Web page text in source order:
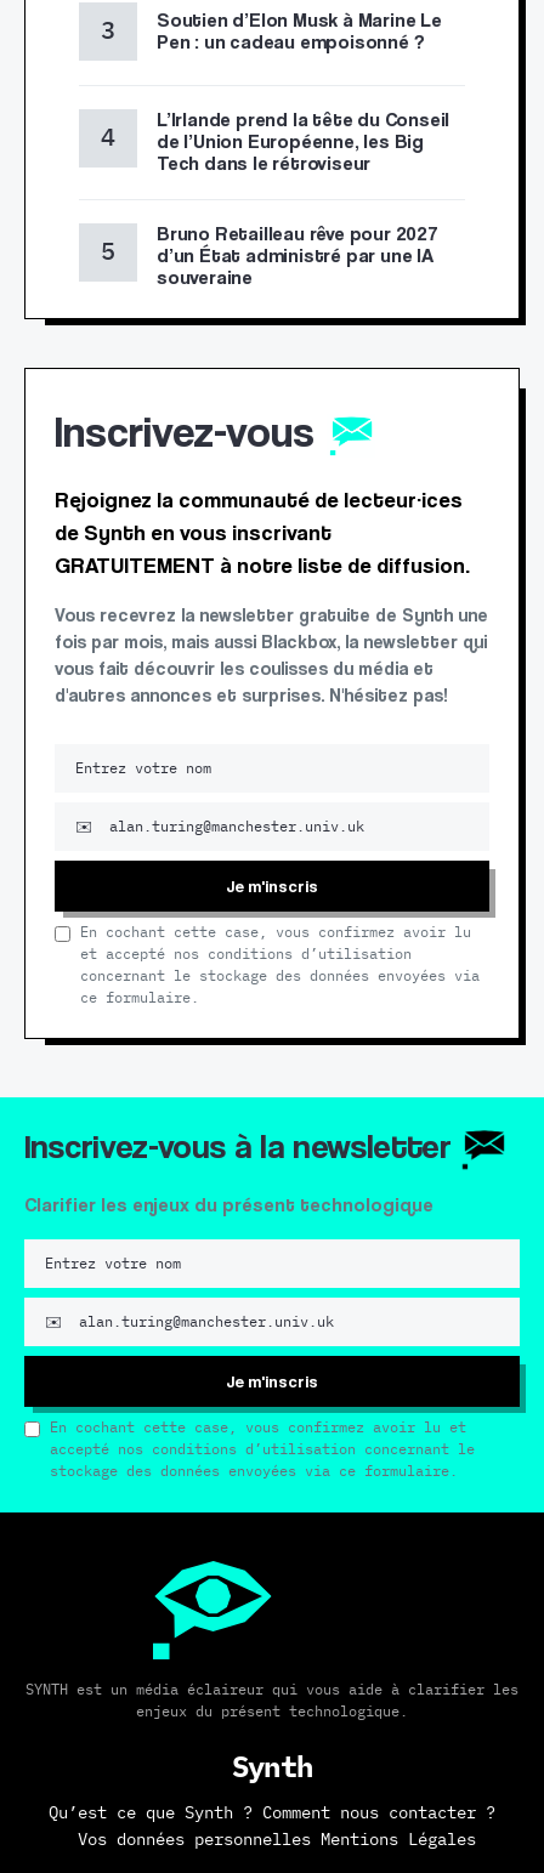
Soutien d’Elon Musk à Marine Le
Pen : un cadeau empoisonné ?
L’Irlande prend la tête du Conseil
de l’Union Européenne, les Big
Tech dans le rétroviseur
Bruno Retailleau rêve pour 2027
d’un État administré par une IA
souveraine
Inscrivez-vous
Rejoignez la communauté de lecteur·ices
de Synth en vous inscrivant
GRATUITEMENT à notre liste de diffusion.
Vous recevrez la newsletter gratuite de Synth une
fois par mois, mais aussi Blackbox, la newsletter qui
vous fait découvrir les coulisses du média et
d'autres annonces et surprises. N'hésitez pas!
Je m'inscris
En cochant cette case, vous confirmez avoir lu
et accepté nos conditions d’utilisation
concernant le stockage des données envoyées via
ce formulaire.
Inscrivez-vous à la newsletter
Clarifier les enjeux du présent technologique
Je m'inscris
En cochant cette case, vous confirmez avoir lu et
accepté nos conditions d’utilisation concernant le
stockage des données envoyées via ce formulaire.
SYNTH est un média éclaireur qui vous aide à clarifier les
enjeux du présent technologique.
Synth
Qu’est ce que Synth ?
Comment nous contacter ?
Vos données personnelles
Mentions Légales